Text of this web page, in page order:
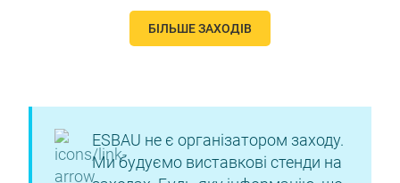
БІЛЬШЕ ЗАХОДІВ
ESBAU не є організатором заходу.
Ми будуємо виставкові стенди на